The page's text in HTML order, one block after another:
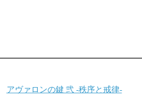
アヴァロンの鍵 弐 -秩序と戒律-